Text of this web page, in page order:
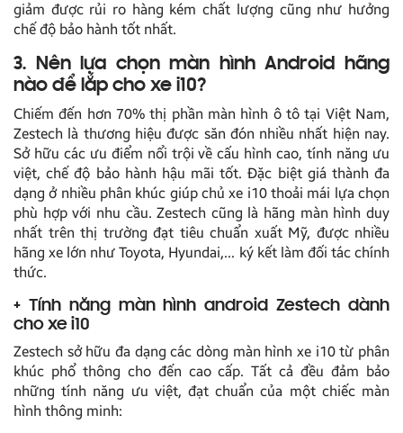
giảm được rủi ro hàng kém chất lượng cũng như hưởng
chế độ bảo hành tốt nhất.
3. Nên lựa chọn màn hình Android hãng
nào để lắp cho xe i10?
Chiếm đến hơn 70% thị phần màn hình ô tô tại Việt Nam,
Zestech là thương hiệu được săn đón nhiều nhất hiện nay.
Sở hữu các ưu điểm nổi trội về cấu hình cao, tính năng ưu
việt, chế độ bảo hành hậu mãi tốt. Đặc biệt giá thành đa
dạng ở nhiều phân khúc giúp chủ xe i10 thoải mái lựa chọn
phù hợp với nhu cầu. Zestech cũng là hãng màn hình duy
nhất trên thị trường đạt tiêu chuẩn xuất Mỹ, được nhiều
hãng xe lớn như Toyota, Hyundai,… ký kết làm đối tác chính
thức.
+ Tính năng màn hình android Zestech dành
cho xe i10
Zestech sở hữu đa dạng các dòng màn hình xe i10 từ phân
khúc phổ thông cho đến cao cấp. Tất cả đều đảm bảo
những tính năng ưu việt, đạt chuẩn của một chiếc màn
hình thông minh: